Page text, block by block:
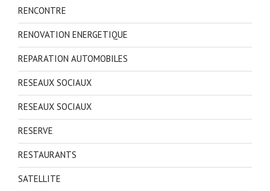
RENCONTRE
RENOVATION ENERGETIQUE
REPARATION AUTOMOBILES
RESEAUX SOCIAUX
RESEAUX SOCIAUX
RESERVE
RESTAURANTS
SATELLITE